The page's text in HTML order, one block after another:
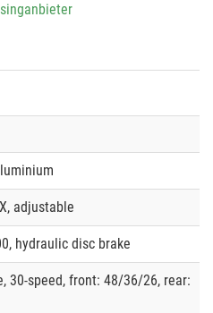
adjustable
hydraulic disc brake
30-speed, front: 48/36/26, rear: